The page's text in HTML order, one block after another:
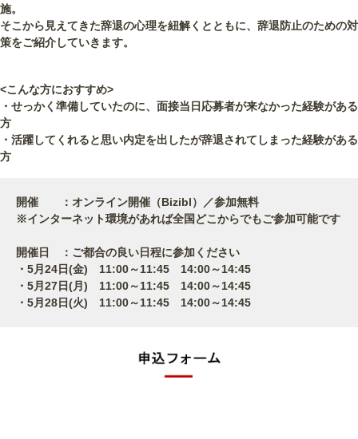
施。
そこから見えてきた辞退の心理を紐解くとともに、辞退防止のための対
策をご紹介していきます。
<こんな方におすすめ>
・せっかく準備していたのに、面接当日応募者が来なかった経験がある
方
・活躍してくれると思い内定を出したが辞退されてしまった経験がある
方
開催 ：オンライン開催（Bizibl）／参加無料
※インターネット環境があれば全国どこからでもご参加可能です
開催日 ：ご都合の良い日程に参加ください
・5月24日(金) 11:00～11:45 14:00～14:45
・5月27日(月) 11:00～11:45 14:00～14:45
・5月28日(火) 11:00～11:45 14:00～14:45